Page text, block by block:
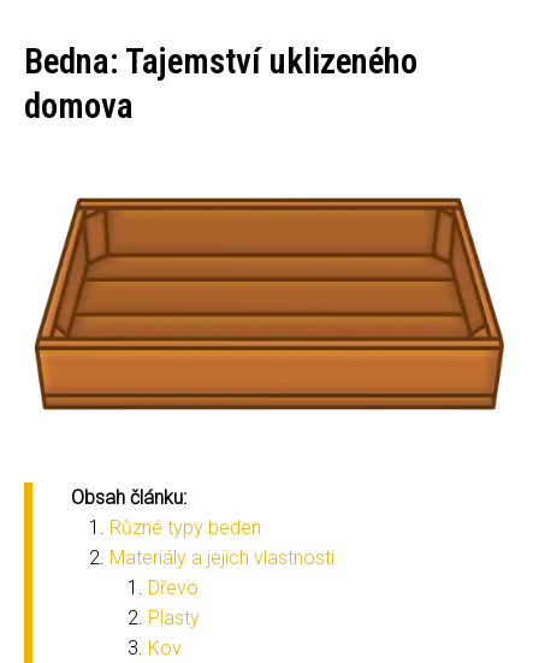
Bedna: Tajemství uklizeného
domova
Obsah článku:
Různé typy beden
Materiály a jejich vlastnosti
Dřevo
Plasty
Kov